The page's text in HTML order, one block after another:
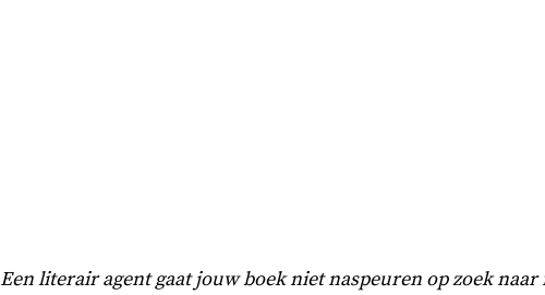
Een literair agent gaat jouw boek niet naspeuren op zoek naar